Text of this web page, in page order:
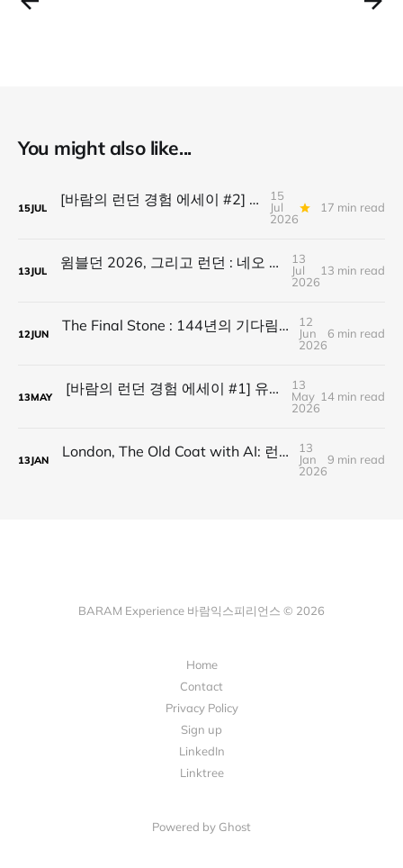
You might also like...
15JUL [바람의 런던 경험 에세이 #2] 윔블던 사전 답사기: 잔디, 고독, 그리고 행운
15
Jul
2026
17 min read
13JUL 윔블던 2026, 그리고 런던 : 네오 폴리매스를 닮은 도시 브랜드
13
Jul
2026
13 min read
12JUN The Final Stone : 144년의 기다림, 미완에서 연대로
12
Jun
2026
6 min read
13MAY [바람의 런던 경험 에세이 #1] 유로스타 첫 경험: 짐, 샴페인, 그리고 노이즈 캔슬링
13
May
2026
14 min read
13JAN London, The Old Coat with AI: 런던, 낡은 코트 속의 인공지능
13
Jan
2026
9 min read
BARAM Experience 바람익스피리언스 © 2026
Home
Contact
Privacy Policy
Sign up
LinkedIn
Linktree
Powered by Ghost